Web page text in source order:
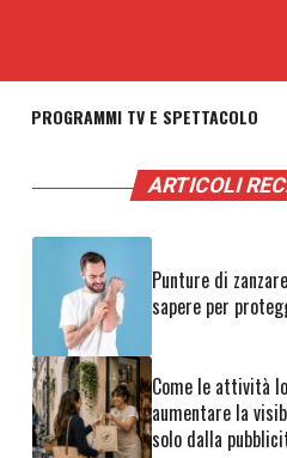
PROGRAMMI TV E SPETTACOLO
ARTICOLI
Punture di
sapere per
Come le attività
aumentare la
solo dalla